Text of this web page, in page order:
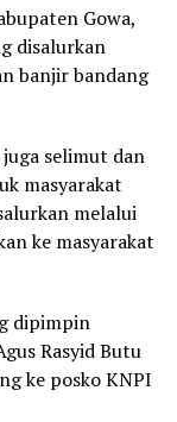
Gowa,
disalurkan
banjir bandang
selimut dan
masyarakat
melalui
ke masyarakat
dipimpin
Rasyid Butu
ke posko KNPI